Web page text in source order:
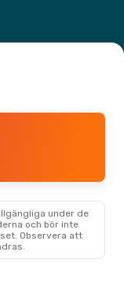
under de
och bör inte
Observera att